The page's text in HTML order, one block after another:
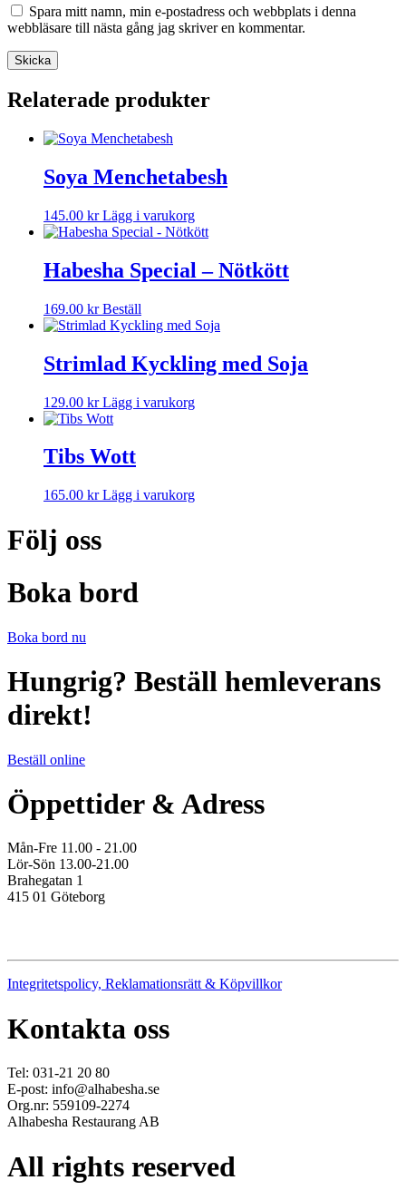
Spara mitt namn, min e-postadress och webbplats i denna
webbläsare till nästa gång jag skriver en kommentar.
Relaterade produkter
Soya Menchetabesh
145.00 kr Lägg i varukorgDen
här
har
flera
olika
kan
väljas
produktsidan
Habesha Special – Nötkött
169.00 kr Beställ
Strimlad Kyckling med Soja
129.00 kr Lägg i varukorgDen
De
Tibs Wott
165.00 kr Lägg i varukorgDen
på
produktsidan
Följ oss
Boka bord
Boka bord nu
Hungrig? Beställ hemleverans
direkt!
Beställ online
Öppettider & Adress
Mån-Fre 11.00 - 21.00
Lör-Sön 13.00-21.00
Brahegatan 1
415 01 Göteborg
Integritetspolicy, Reklamationsrätt & Köpvillkor
Kontakta oss
Tel: 031-21 20 80
E-post: info@alhabesha.se
Org.nr: 559109-2274
Alhabesha Restaurang AB
All rights reserved